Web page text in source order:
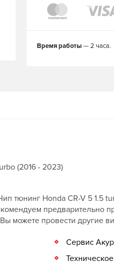
Время работы— 2 часа.
(2016 - 2023)
тюнинг Honda CR-V 5 1.5
предварительно
можете провести другие
Сервис